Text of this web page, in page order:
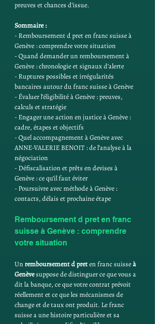
preuves et chances d’issue.
Sommaire :
- Remboursement d pret en franc suisse à
Genève : comprendre votre situation
- Quand demander un remboursement à
Genève : chronologie et signaux d’alerte
- Ruptures possibles et irrégularités
bancaires autour du franc suisse à Genève
- Évaluer l’éligibilité à Genève : preuves,
calculs et stratégie
- Engager une action en justice à Genève :
cadre, étapes et objectifs
- Quel accompagnement à Genève avec
ANNE-VALERIE BENOIT : de l’analyse à la
négociation
- Défiscalisation et prêts en devises à
Genève : ce qu’il faut éviter
- Poursuivre avec méthode à Genève :
contacts, délais et prochaine étape
Remboursement d pret en franc
suisse à Genève : comprendre
votre situation
Un remboursement d pret en franc suisse à
Genève suppose de distinguer ce que vous a
dit la banque, ce que votre contrat prévoit
réellement et ce que les mécanismes de
change et de taux ont produit. Le franc
suisse a une histoire particulière et sa